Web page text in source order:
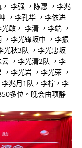
李强 ，陈惠 ，李兆
，李孔华 ，李依进
啟， 李清 ，李端 ，
，李光锋坂中 ，李振
光秋3队 ，李光忠坂
，李光清2队 ，李
李光岩 ，李光荣 ，
兆月1队，李柠，李
多位。晚会由项静